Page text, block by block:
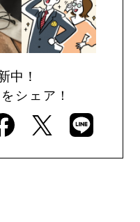
中！
シェア！